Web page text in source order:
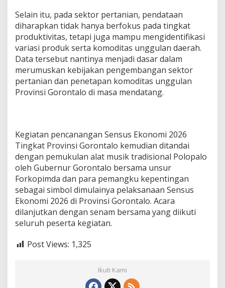
Selain itu, pada sektor pertanian, pendataan
diharapkan tidak hanya berfokus pada tingkat
produktivitas, tetapi juga mampu mengidentifikasi
variasi produk serta komoditas unggulan daerah.
Data tersebut nantinya menjadi dasar dalam
merumuskan kebijakan pengembangan sektor
pertanian dan penetapan komoditas unggulan
Provinsi Gorontalo di masa mendatang.
Kegiatan pencanangan Sensus Ekonomi 2026
Tingkat Provinsi Gorontalo kemudian ditandai
dengan pemukulan alat musik tradisional Polopalo
oleh Gubernur Gorontalo bersama unsur
Forkopimda dan para pemangku kepentingan
sebagai simbol dimulainya pelaksanaan Sensus
Ekonomi 2026 di Provinsi Gorontalo. Acara
dilanjutkan dengan senam bersama yang diikuti
seluruh peserta kegiatan.
Post Views: 1,325
Ikuti Kami